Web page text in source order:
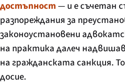
достъпност— и е съчетан
разпореждания за
законоустановени
на практика далеч
на гражданската санкция.
досие.